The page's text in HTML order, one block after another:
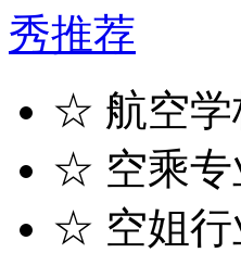
☆ 航空学
☆ 空乘专
☆ 空姐行